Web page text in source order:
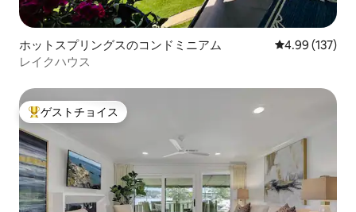
ホットスプリングスのコンドミニアム レビュー137
4.99 (137)
レイクハウス
大好評のゲストチョイスです。
ゲストチョイス